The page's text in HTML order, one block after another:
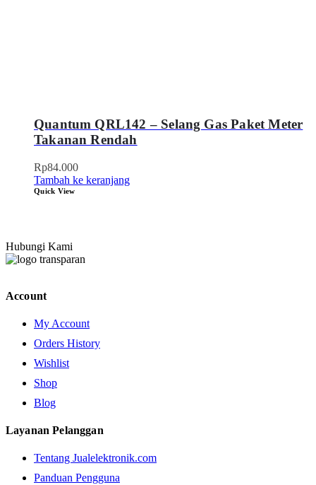
Quantum QRL142 – Selang Gas Paket Meter
Takanan Rendah
Rp84.000
Tambah ke keranjang
Quick View
Hubungi Kami
Account
My Account
Orders History
Wishlist
Shop
Blog
Layanan Pelanggan
Tentang Jualelektronik.com
Panduan Pengguna